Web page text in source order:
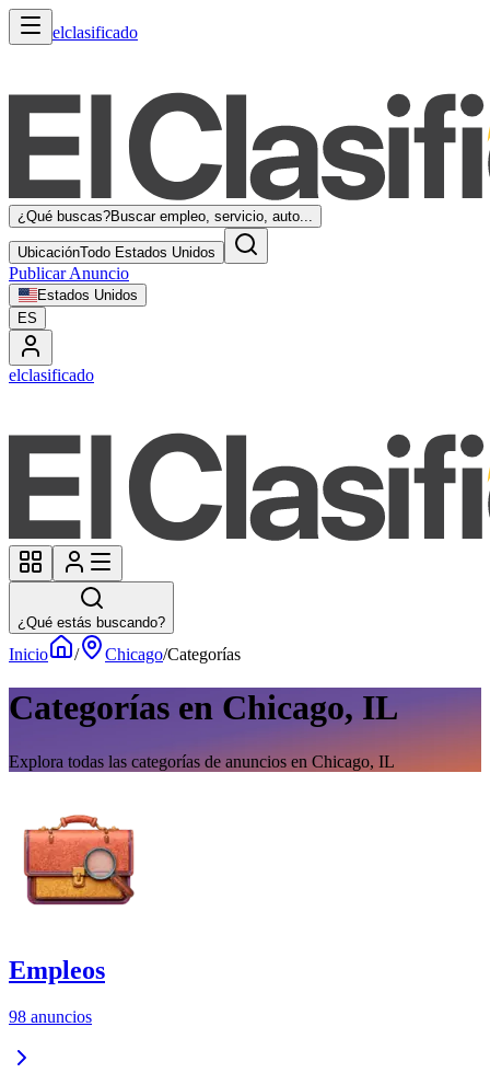
elclasificado
¿Qué buscas?Buscar empleo, servicio, auto...
UbicaciónTodo Estados Unidos
Publicar Anuncio
Estados Unidos
ES
elclasificado
¿Qué estás buscando?
Inicio / Chicago/Categorías
Categorías en Chicago, IL
Explora todas las categorías de anuncios en Chicago, IL
Empleos
98 anuncios